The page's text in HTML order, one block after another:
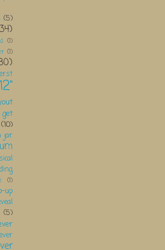
(5)
(1)
(1)
(10)
jar
(1)
up
(5)